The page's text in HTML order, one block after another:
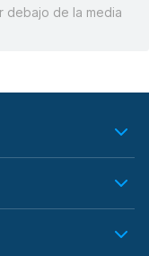
debajo de la media